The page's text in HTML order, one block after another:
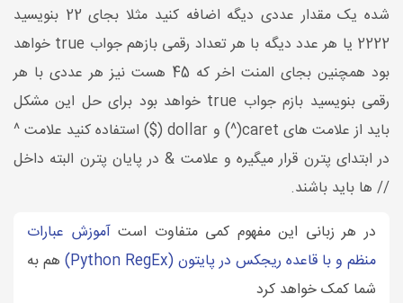
شده یک مقدار عددی دیگه اضافه کنید مثلا بجای 22 بنویسید
2222 یا هر عدد دیگه با هر تعداد رقمی بازهم جواب true خواهد
بود همچنین بجای المنت اخر که 45 هست نیز هر عددی با هر
رقمی بنویسید بازم جواب true خواهد بود برای حل این مشکل
باید از علامت های caret(^) و dollar ($) استفاده کنید علامت ^
در ابتدای پترن قرار میگیره و علامت & در پایان پترن البته داخل
// ها باید باشند.
در هر زبانی این مفهوم کمی متفاوت استآموزش عبارات
منظم و با قاعده ریجکس در پایتون (Python RegEx)
هم به
شما کمک خواهد کرد